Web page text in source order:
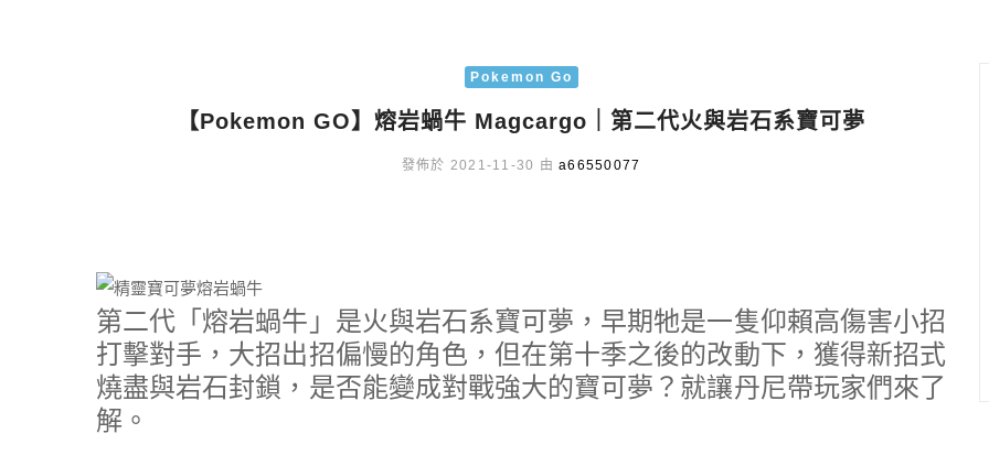
Pokemon Go
【Pokemon GO】熔岩蝸牛 Magcargo｜第二代火與岩石系寶可夢
發佈於 2021-11-30 由 a66550077
第二代「熔岩蝸牛」是火與岩石系寶可夢，早期牠是一隻仰賴高傷害小招
打擊對手，大招出招偏慢的角色，但在第十季之後的改動下，獲得新招式
燒盡與岩石封鎖，是否能變成對戰強大的寶可夢？就讓丹尼帶玩家們來了
解。